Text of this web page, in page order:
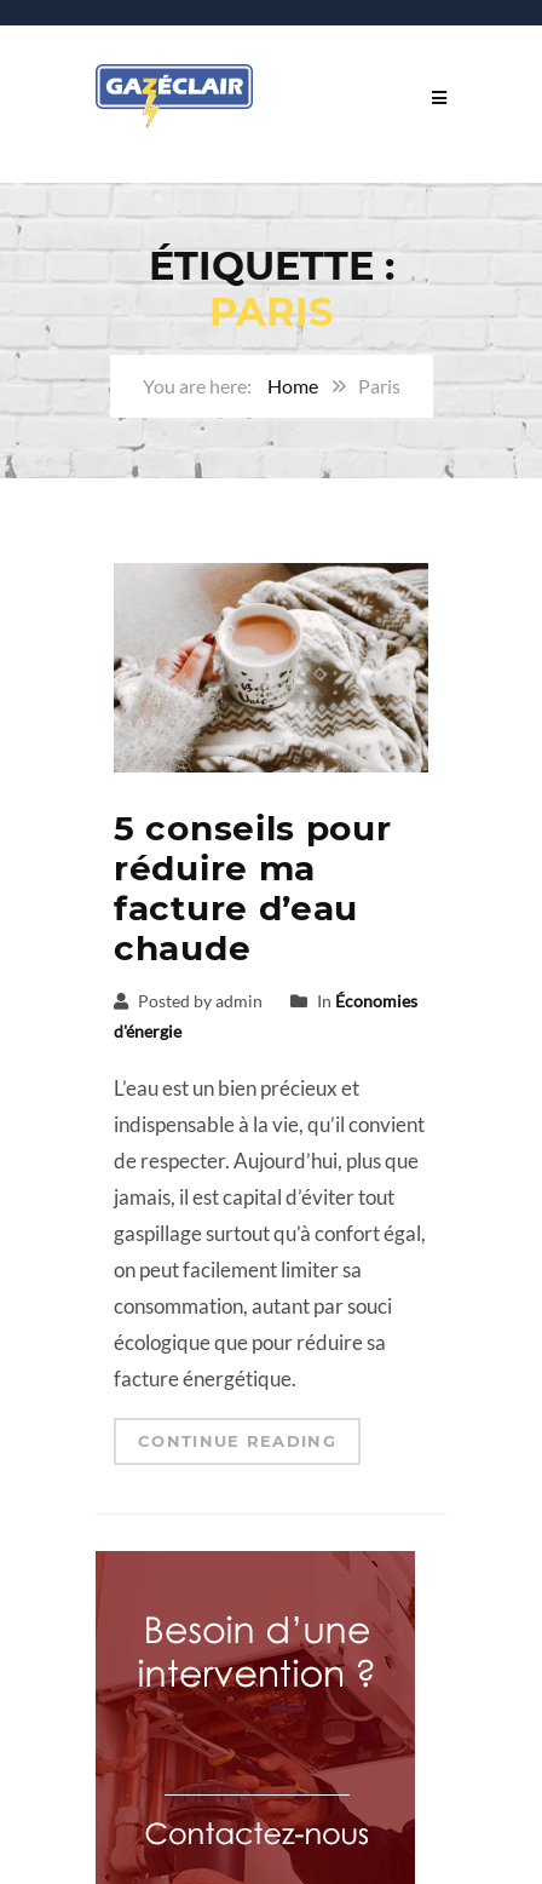
ÉTIQUETTE :
PARIS
Home Paris
5 conseils pour
réduire ma
facture d’eau
chaude
Posted by admin In Économies
d'énergie
L’eau est un bien précieux et
indispensable à la vie, qu’il convient
de respecter. Aujourd’hui, plus que
jamais, il est capital d’éviter tout
gaspillage surtout qu’à confort égal,
on peut facilement limiter sa
consommation, autant par souci
écologique que pour réduire sa
facture énergétique.
CONTINUE READING